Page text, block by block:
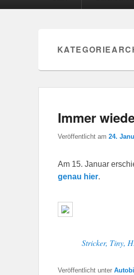
Immer
Veröffentlicht am 24.
Am 15. Januar
genau hier.
Stricker, Tiny,
Veröffentlicht unter